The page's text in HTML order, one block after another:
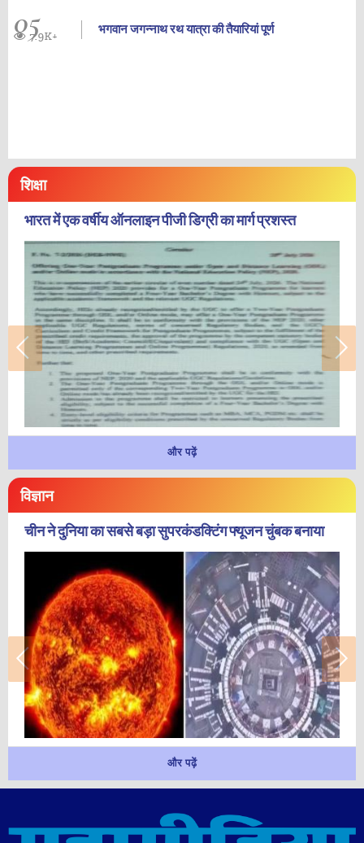
05 भगवान जगन्नाथ रथ यात्रा की तैयारियां पूर्ण
7.9K+
शिक्षा
भारत में एक वर्षीय ऑनलाइन पीजी डिग्री का मार्ग प्रशस्त
और पढ़ें
विज्ञान
चीन ने दुनिया का सबसे बड़ा सुपरकंडक्टिंग फ्यूजन चुंबक बनाया
और पढ़ें